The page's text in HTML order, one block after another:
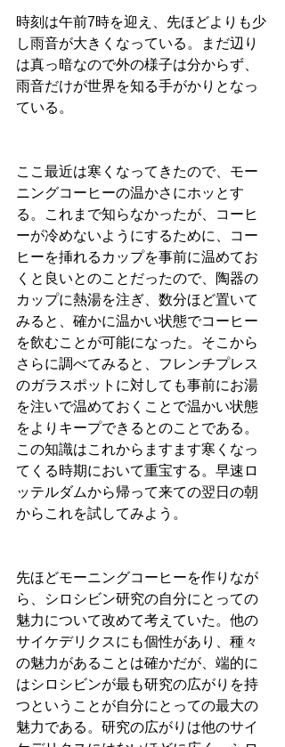
時刻は午前7時を迎え、先ほどよりも少
し雨音が大きくなっている。まだ辺り
は真っ暗なので外の様子は分からず、
雨音だけが世界を知る手がかりとなっ
ている。
ここ最近は寒くなってきたので、モー
ニングコーヒーの温かさにホッとす
る。これまで知らなかったが、コーヒ
ーが冷めないようにするために、コー
ヒーを挿れるカップを事前に温めてお
くと良いとのことだったので、陶器の
カップに熱湯を注ぎ、数分ほど置いて
みると、確かに温かい状態でコーヒー
を飲むことが可能になった。そこから
さらに調べてみると、フレンチプレス
のガラスポットに対しても事前にお湯
を注いで温めておくことで温かい状態
をよりキープできるとのことである。
この知識はこれからますます寒くなっ
てくる時期において重宝する。早速ロ
ッテルダムから帰って来ての翌日の朝
からこれを試してみよう。
先ほどモーニングコーヒーを作りなが
ら、シロシビン研究の自分にとっての
魅力について改めて考えていた。他の
サイケデリクスにも個性があり、種々
の魅力があることは確かだが、端的に
はシロシビンが最も研究の広がりを持
つということが自分にとっての最大の
魅力である。研究の広がりは他のサイ